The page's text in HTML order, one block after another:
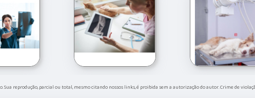
Sua reprodução, parcial ou total, mesmo citando nossos links, é proibida sem a autorização do autor. Crime de